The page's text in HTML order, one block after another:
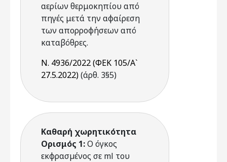
αερίων θερμοκηπίου από
πηγές μετά την αφαίρεση
των απορροφήσεων από
καταβόθρες.
Ν. 4936/2022 (ΦΕΚ 105/Α`
27.5.2022)(άρθ. 3§5)
Καθαρή χωρητικότητα
Ορισμός 1:Ο όγκος
εκφρασµένος σε ml του